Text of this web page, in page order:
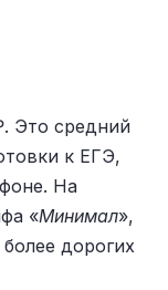
Это средний
к ЕГЭ,
На
«Минимал»,
дорогих